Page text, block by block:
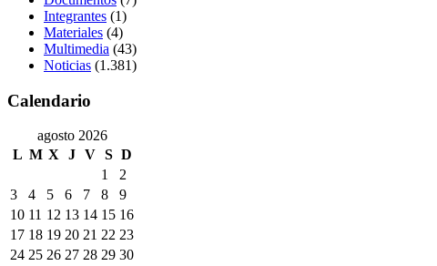
Integrantes (1)
Materiales (4)
Multimedia (43)
Noticias (1.381)
Calendario
agosto 2026
L M X J V S D
1
2
3
4 5 6 7 8
9
10 11 12 13 14 15 16
17 18 19 20 21 22 23
24 25 26 27 28 29 30